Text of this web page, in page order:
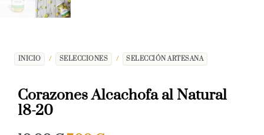
INICIO / SELECCIONES / SELECCIÓN ARTESANA
Corazones Alcachofa al Natural
18-20